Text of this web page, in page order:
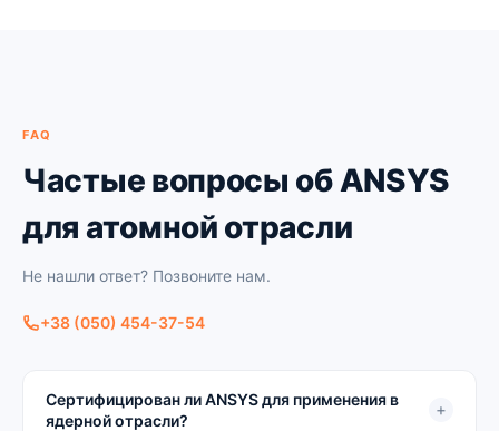
FAQ
Частые вопросы об ANSYS
для атомной отрасли
Не нашли ответ? Позвоните нам.
+38 (050) 454-37-54
Сертифицирован ли ANSYS для применения в
ядерной отрасли?
+